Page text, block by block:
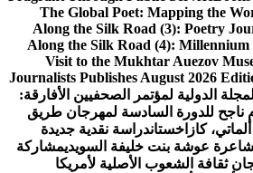
The Global Poet: Mapping the
Along the Silk Road (3): Poetry
Along the Silk Road (4): Millennium
Visit to the Mukhtar Auezov
Journalists Publishes August 2026
الدولية لمؤتمر الصحفيين الأفارقة:
ناجح للدورة السادسة لمهرجان طريق
كازاخستاندراسة نقدية جديدة
عوشة بنت خليفة السويديمشاركة
ثقافة الشعوب الأصلية لأمريكا